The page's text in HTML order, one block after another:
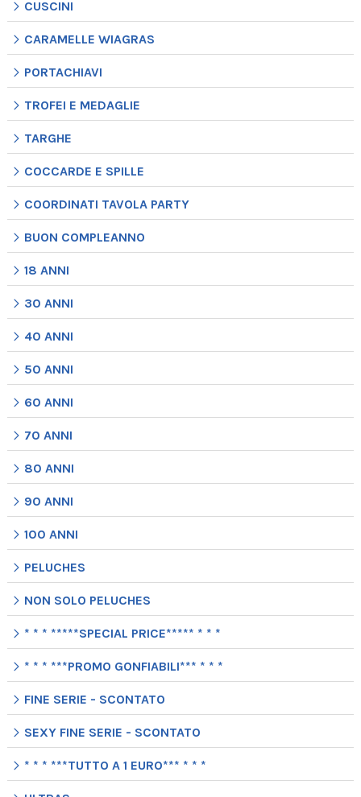
CUSCINI
CARAMELLE WIAGRAS
PORTACHIAVI
TROFEI E MEDAGLIE
TARGHE
COCCARDE E SPILLE
COORDINATI TAVOLA PARTY
BUON COMPLEANNO
18 ANNI
30 ANNI
40 ANNI
50 ANNI
60 ANNI
70 ANNI
80 ANNI
90 ANNI
100 ANNI
PELUCHES
NON SOLO PELUCHES
* * * *****SPECIAL PRICE***** * * *
* * * ***PROMO GONFIABILI*** * * *
FINE SERIE - SCONTATO
SEXY FINE SERIE - SCONTATO
* * * ***TUTTO A 1 EURO*** * * *